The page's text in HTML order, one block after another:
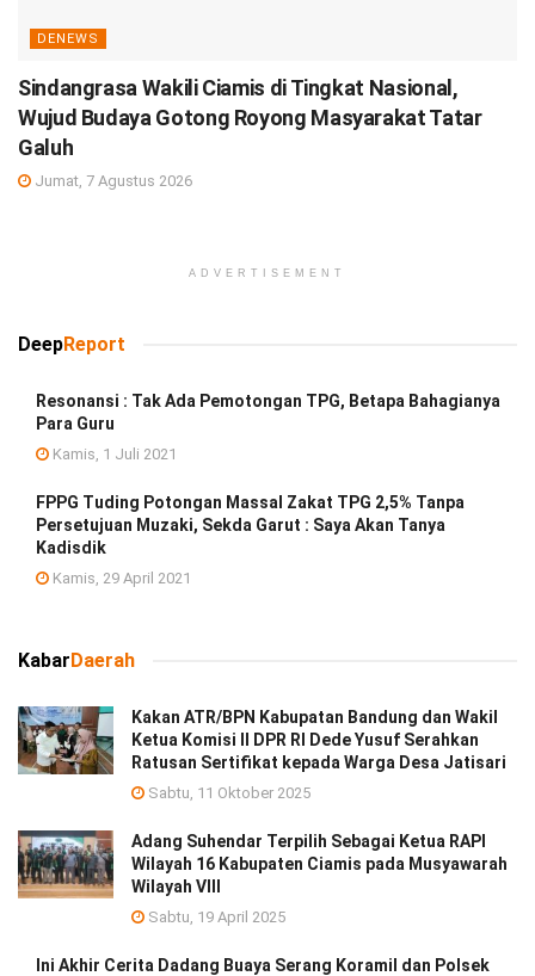
DENEWS
Sindangrasa Wakili Ciamis di Tingkat Nasional,
Wujud Budaya Gotong Royong Masyarakat Tatar
Galuh
Jumat, 7 Agustus 2026
ADVERTISEMENT
DeepReport
Resonansi : Tak Ada Pemotongan TPG, Betapa Bahagianya
Para Guru
Kamis, 1 Juli 2021
FPPG Tuding Potongan Massal Zakat TPG 2,5% Tanpa
Persetujuan Muzaki, Sekda Garut : Saya Akan Tanya
Kadisdik
Kamis, 29 April 2021
KabarDaerah
Kakan ATR/BPN Kabupatan Bandung dan Wakil
Ketua Komisi II DPR RI Dede Yusuf Serahkan
Ratusan Sertifikat kepada Warga Desa Jatisari
Sabtu, 11 Oktober 2025
Adang Suhendar Terpilih Sebagai Ketua RAPI
Wilayah 16 Kabupaten Ciamis pada Musyawarah
Wilayah VIII
Sabtu, 19 April 2025
Ini Akhir Cerita Dadang Buaya Serang Koramil dan Polsek